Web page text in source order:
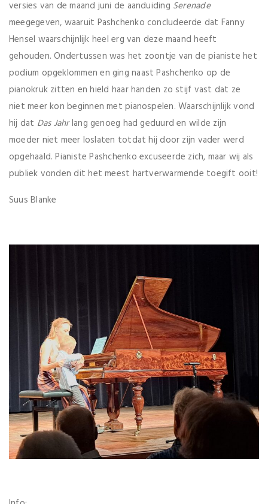
versies van de maand juni de aanduiding Serenade
meegegeven, waaruit Pashchenko concludeerde dat Fanny
Hensel waarschijnlijk heel erg van deze maand heeft
gehouden. Ondertussen was het zoontje van de pianiste het
podium opgeklommen en ging naast Pashchenko op de
pianokruk zitten en hield haar handen zo stijf vast dat ze
niet meer kon beginnen met pianospelen. Waarschijnlijk vond
hij dat Das Jahrlang genoeg had geduurd en wilde zijn
moeder niet meer loslaten totdat hij door zijn vader werd
opgehaald. Pianiste Pashchenko excuseerde zich, maar wij als
publiek vonden dit het meest hartverwarmende toegift ooit!
Suus Blanke